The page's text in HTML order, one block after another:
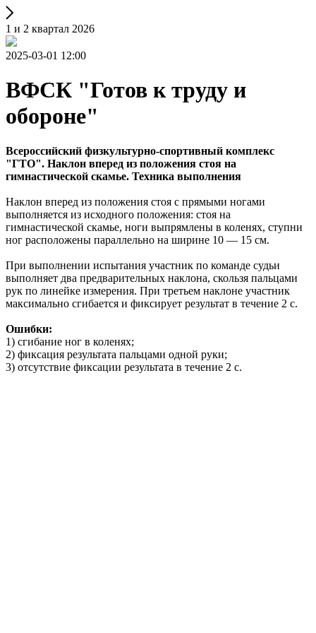
1 и 2 квартал 2026
2025-03-01 12:00
ВФСК "Готов к труду и
обороне"
Всероссийский физкультурно-спортивный комплекс
"ГТО". Наклон вперед из положения стоя на
гимнастической скамье. Техника выполнения
Наклон вперед из положения стоя с прямыми ногами
выполняется из исходного положения: стоя на
гимнастической скамье, ноги выпрямлены в коленях, ступни
ног расположены параллельно на ширине 10 — 15 см.
При выполнении испытания участник по команде судьи
выполняет два предварительных наклона, скользя пальцами
рук по линейке измерения. При третьем наклоне участник
максимально сгибается и фиксирует результат в течение 2 с.
Ошибки:
1) сгибание ног в коленях;
2) фиксация результата пальцами одной руки;
3) отсутствие фиксации результата в течение 2 с.